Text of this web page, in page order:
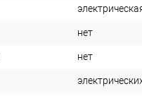
нет
нет